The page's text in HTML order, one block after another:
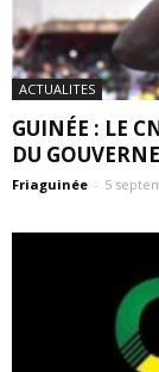
ACTUALITES
GUINÉE : LE
DU
Friaguinée - 5